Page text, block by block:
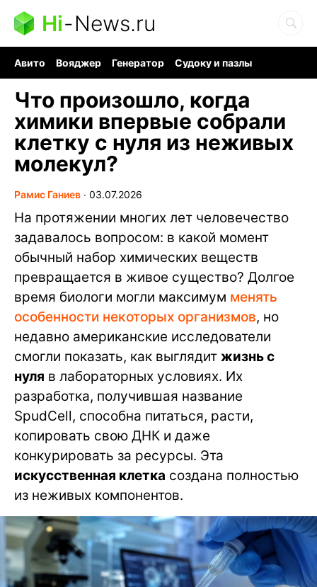
Hi-News.ru
Авито Вояджер Генератор
Судоку и пазлы
Что произошло, когда
химики впервые собрали
клетку с нуля из неживых
молекул?
Рамис Ганиев ∙ 03.07.2026
На протяжении многих лет человечество
задавалось вопросом: в какой момент
обычный набор химических веществ
превращается в живое существо? Долгое
время биологи могли максимум менять
особенности некоторых организмов, но
недавно американские исследователи
смогли показать, как выглядит жизнь с
нуля в лабораторных условиях. Их
разработка, получившая название
SpudCell, способна питаться, расти,
копировать свою ДНК и даже
конкурировать за ресурсы. Эта
искусственная клетка создана полностью
из неживых компонентов.